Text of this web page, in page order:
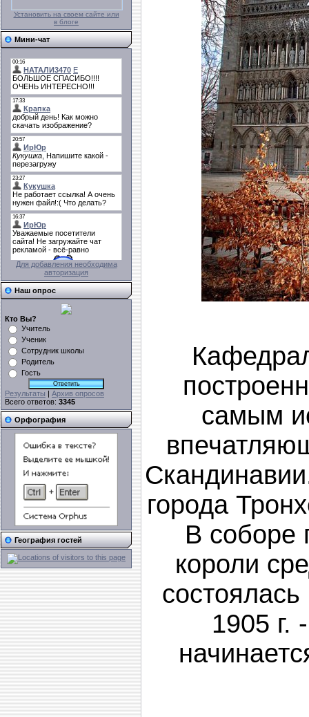
Установить на своем сайте или
в блоге
Мини-чат
Для добавления необходима
авторизация
Наш опрос
Кто Вы?
Учитель
Ученик
Сотрудник школы
Родитель
Гость
Результаты | Архив опросов
Всего ответов: 3345
Орфография
География гостей
самым
города
В соборе
короли
1905 г.